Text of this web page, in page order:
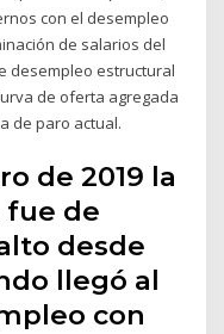
con el desempleo
de salarios del
desempleo estructural
de oferta agregada
de paro actual.
de 2019 la
fue de
desde
llegó al
con